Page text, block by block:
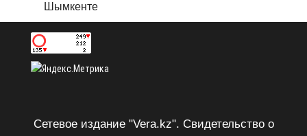
Шымкенте
Сетевое издание "Vera.kz". Свидетельство о